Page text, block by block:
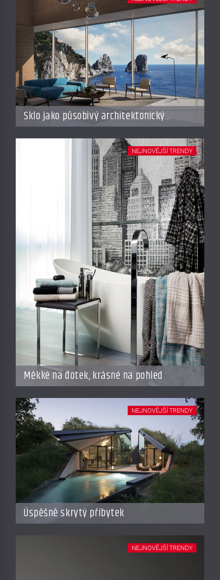
Sklo jako působivý architektonický
materiál
Měkké na dotek, krásné na pohled
NEJNOVĚJŠÍ TRENDY
Úspěšně skrytý příbytek
NEJNOVĚJŠÍ TRENDY
NEJNOVĚJŠÍ TRENDY